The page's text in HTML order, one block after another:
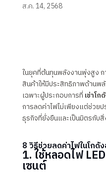
ส.ค. 14, 2568
ในยุคที่ต้นทุนพลังงานพุ่งสูง
สินค้าให้มีประสิทธิภาพด้านพ
เฉพาะผู้ประกอบการที่ เช่าโก
การลดค่าไฟไม่เพียงแต่ช่วย
ธุรกิจที่ยั่งยืนและเป็นมิตรกับ
8 วิธีช่วยลดค่าไฟในโกดั
1. ใช้หลอดไฟ
เซนต์